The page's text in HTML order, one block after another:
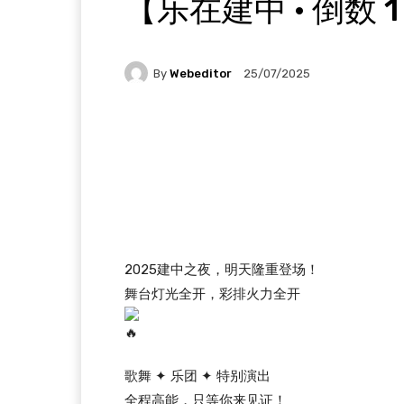
【乐在建中 · 倒数 1
By Webeditor 25/07/2025
2025建中之夜，明天隆重登场！
舞台灯光全开，彩排火力全开
歌舞 ✦ 乐团 ✦ 特别演出
全程高能，只等你来见证！